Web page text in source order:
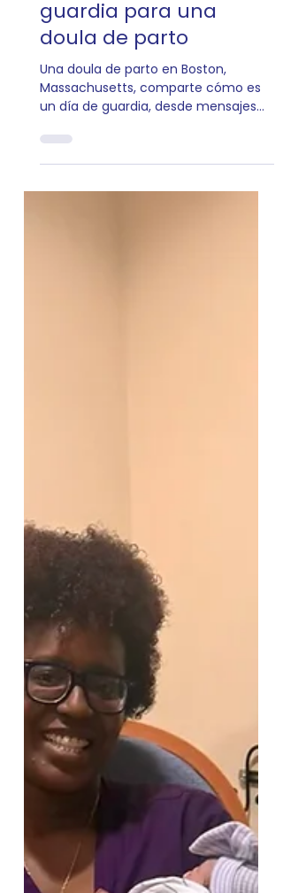
5 min de lectura
Cómo es un día de
guardia para una
doula de parto
Una doula de parto en Boston,
de texto y seguimiento durante el